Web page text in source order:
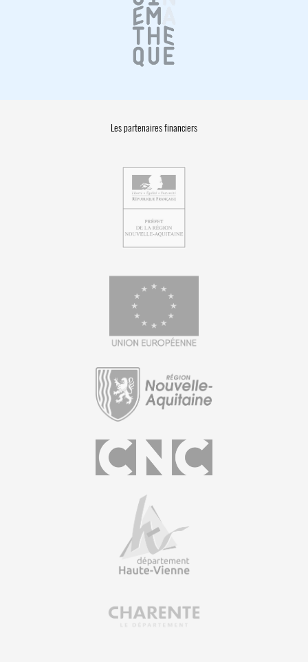
Les partenaires financiers